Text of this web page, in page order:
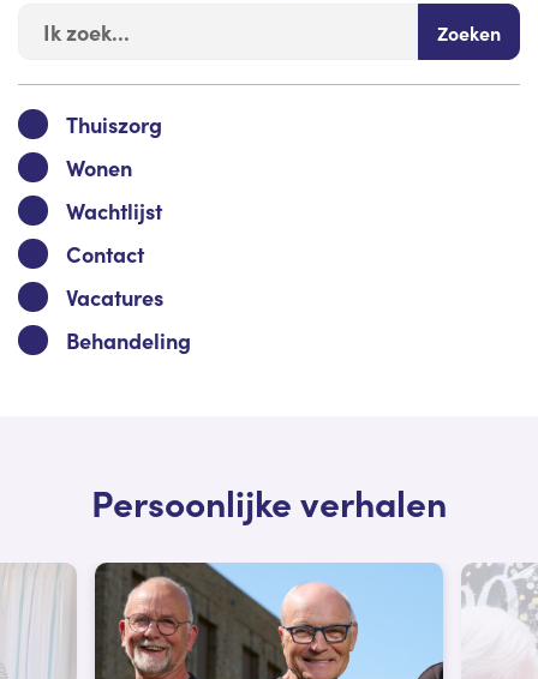
Zoeken
Thuiszorg
Wonen
Wachtlijst
Contact
Vacatures
Behandeling
Persoonlijke verhalen